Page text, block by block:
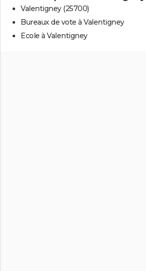
Valentigney (25700)
Bureaux de vote à Valentigney
Ecole à Valentigney